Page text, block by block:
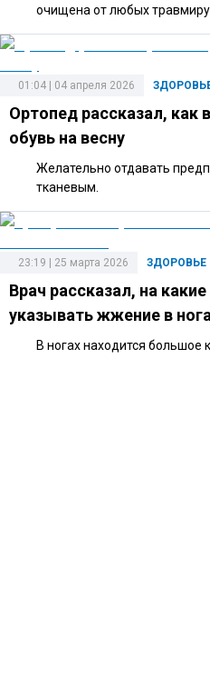
очищена от любых
01:04 | 04 апреля 2026
Ортопед рассказал, как
обувь на весну
Желательно отдавать
тканевым.
ЗДОРОВЬЕ
23:19 | 25 марта 2026
Врач рассказал, на
указывать жжение в
В ногах находится большое